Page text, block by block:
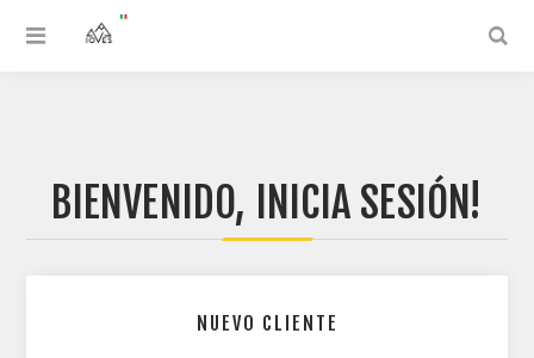
BIENVENIDO, INICIA SESIÓN!
NUEVO CLIENTE